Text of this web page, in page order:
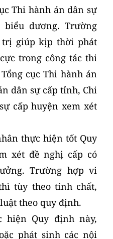
Thi hành án dân sự
dương. Trường
giúp kịp thời phát
trong công tác thi
cục Thi hành án
dân sự cấp tỉnh, Chi
cấp huyện xem xét
thực hiện tốt Quy
xét đề nghị cấp có
Trường hợp vi
tùy theo tính chất,
theo quy định.
hiện Quy định này,
phát sinh các nội